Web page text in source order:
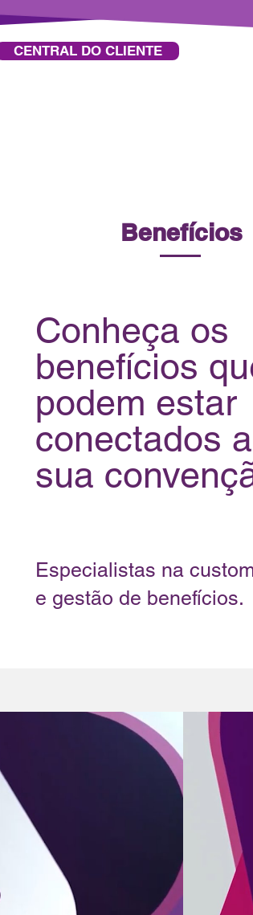
CENTRAL DO CLIENTE
Benefícios
Conheça os
benefícios
podem estar
conectados a
sua
Especialistas na
e gestão de benefícios.